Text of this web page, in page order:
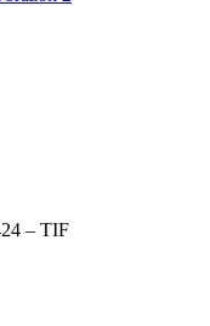
– TIF